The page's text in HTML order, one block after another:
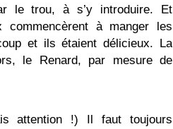
le trou, à s’y introduire. Et
commencèrent à manger les
et ils étaient délicieux. La
le Renard, par mesure de
attention !) Il faut toujours